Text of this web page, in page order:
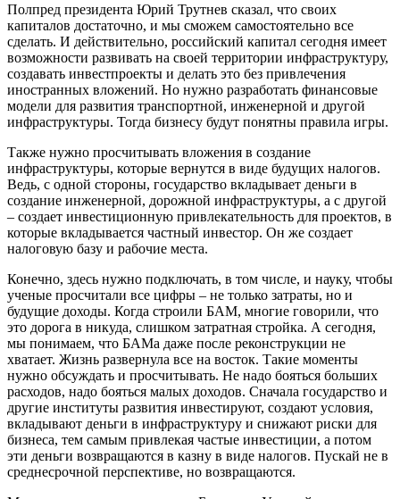
Полпред президента Юрий Трутнев сказал, что своих
капиталов достаточно, и мы сможем самостоятельно все
сделать. И действительно, российский капитал сегодня имеет
возможности развивать на своей территории инфраструктуру,
создавать инвестпроекты и делать это без привлечения
иностранных вложений. Но нужно разработать финансовые
модели для развития транспортной, инженерной и другой
инфраструктуры. Тогда бизнесу будут понятны правила игры.
Также нужно просчитывать вложения в создание
инфраструктуры, которые вернутся в виде будущих налогов.
Ведь, с одной стороны, государство вкладывает деньги в
создание инженерной, дорожной инфраструктуры, а с другой
– создает инвестиционную привлекательность для проектов, в
которые вкладывается частный инвестор. Он же создает
налоговую базу и рабочие места.
Конечно, здесь нужно подключать, в том числе, и науку, чтобы
ученые просчитали все цифры – не только затраты, но и
будущие доходы. Когда строили БАМ, многие говорили, что
это дорога в никуда, слишком затратная стройка. А сегодня,
мы понимаем, что БАМа даже после реконструкции не
хватает. Жизнь развернула все на восток. Такие моменты
нужно обсуждать и просчитывать. Не надо бояться больших
расходов, надо бояться малых доходов. Сначала государство и
другие институты развития инвестируют, создают условия,
вкладывают деньги в инфраструктуру и снижают риски для
бизнеса, тем самым привлекая частые инвестиции, а потом
эти деньги возвращаются в казну в виде налогов. Пускай не в
среднесрочной перспективе, но возвращаются.